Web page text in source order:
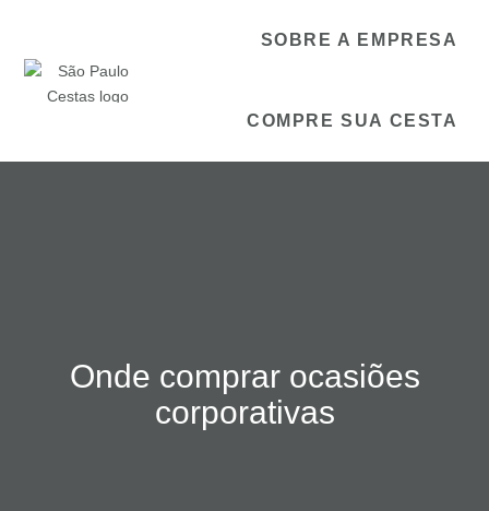
SOBRE A EMPRESA
COMPRE SUA CESTA
Onde comprar ocasiões
corporativas